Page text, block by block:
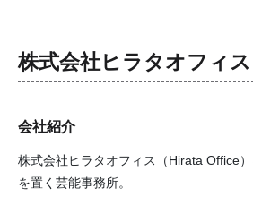
株式会社ヒラタオフィス
会社紹介
株式会社ヒラタオフィス（Hirata Office
を置く芸能事務所。